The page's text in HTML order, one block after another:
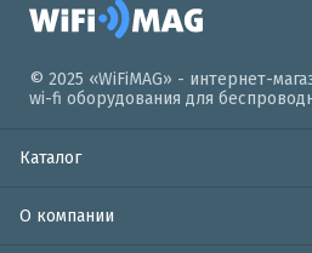
© 2025 «WiFiMAG» - интернет-
wi-fi оборудования для
Каталог
О компании